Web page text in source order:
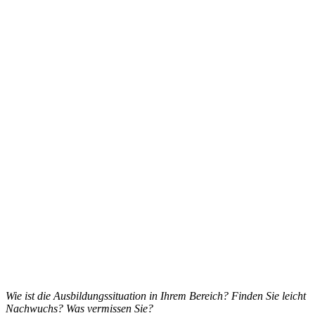
Wie ist die Ausbildungssituation in Ihrem Bereich? Finden Sie leicht
Nachwuchs? Was vermissen Sie?